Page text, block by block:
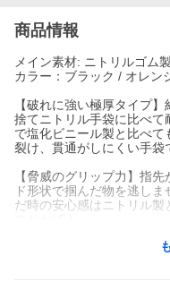
商品情報
メイン素材: ニトリルゴム製
カラー：ブラック / オレン
【破れに強い極厚タイプ
捨てニトリル手袋に比べ
で塩化ビニール製と比べ
裂け、貫通がしにくい手袋
【脅威のグリップ力】指
ド形状で掴んだ物を逃し
だ時の安心感はニトリル
【優れた耐油性、耐薬品